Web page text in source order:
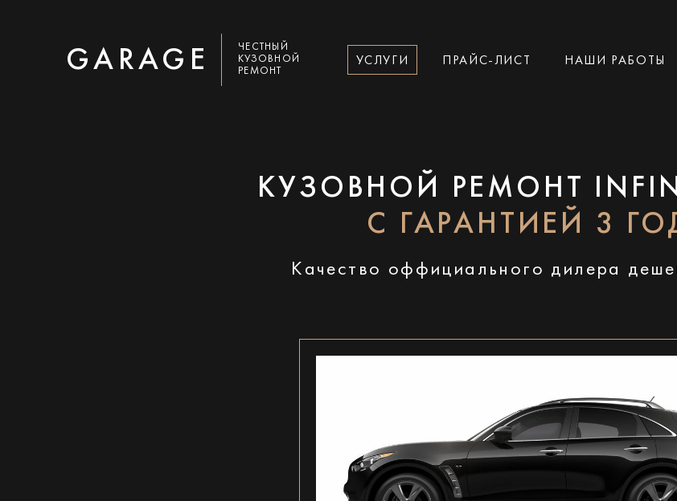
GARAGE
ЧЕСТНЫЙ
КУЗОВНОЙ
РЕМОНТ
УСЛУГИ ПРАЙС-ЛИСТ НАШИ РАБОТЫ
КУЗОВНОЙ РЕМОНТ
С ГАРАНТИЕЙ 3
Качество оффициального дилера